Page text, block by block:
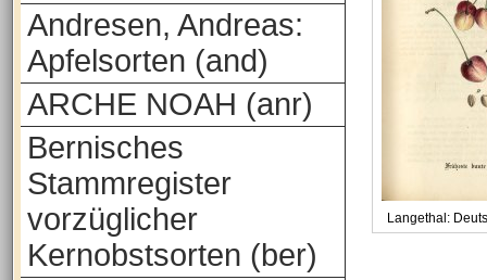
Andresen, Andreas:
Apfelsorten (and)
ARCHE NOAH (anr)
Bernisches
Stammregister
vorzüglicher
Kernobstsorten (ber)
Langethal: